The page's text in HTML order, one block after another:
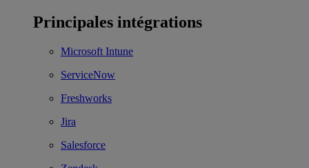
Principales intégrations
Microsoft Intune
ServiceNow
Freshworks
Jira
Salesforce